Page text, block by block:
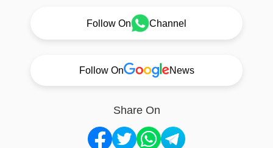
Follow On Channel
Follow On News
Share On